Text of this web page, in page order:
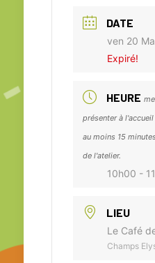
DATE
ven 20
Expiré!
HEURE
présenter à
au moins 15
de l'atelier.
10h00 -
LIEU
Le Café
Champs